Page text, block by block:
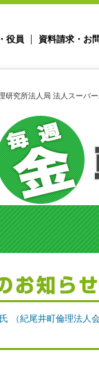
役員 資料請求・お
究所法人局 法人スーパー
（紀尾井町倫理法人